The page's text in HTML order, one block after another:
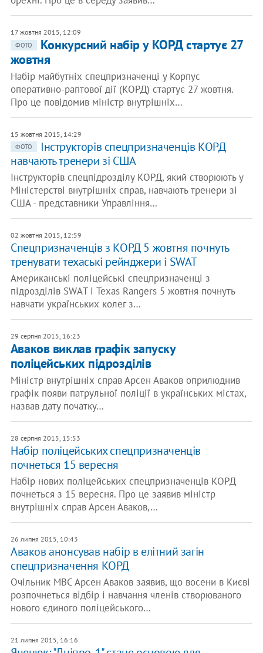
17 жовтня 2015, 12:09
ФОТО
Конкурсний набір у КОРД стартує 27
жовтня
Набір майбутніх спецпризначенці у Корпус
оперативно-раптової дії (КОРД) стартує 27 жовтня.
Про це повідомив міністр внутрішніх…
15 жовтня 2015, 14:29
ФОТО
Інструкторів спецпризначенців КОРД
навчають тренери зі США
Інструкторів спецпідрозділу КОРД, який створюють у
Міністерстві внутрішніх справ, навчають тренери зі
США - представники Управління…
02 жовтня 2015, 12:59
Спецпризначенців з КОРД 5 жовтня почнуть
тренувати техаські рейнджери і SWAT
Американські поліцейські спецпризначенці з
підрозділів SWАT і Texas Rangers 5 жовтня почнуть
навчати українських колег з…
29 серпня 2015, 16:23
Аваков виклав графік запуску
поліцейських підрозділів
Міністр внутрішніх справ Арсен Аваков оприлюднив
графік появи патрульної поліції в українських містах,
назвав дату початку…
28 серпня 2015, 15:53
Набір поліцейських спецпризначенців
почнеться 15 вересня
Набір нових поліцейських спецпризначенців КОРД
почнеться з 15 вересня. Про це заявив міністр
внутрішніх справ Арсен Аваков,…
26 липня 2015, 10:43
Аваков анонсував набір в елітний загін
спецпризначення КОРД
Очільник МВС Арсен Аваков заявив, що восени в Києві
розпочнеться відбір і навчання членів створюваного
нового єдиного поліцейського…
21 липня 2015, 16:16